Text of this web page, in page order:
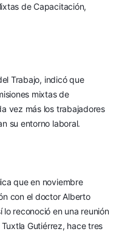
de Capacitación,
Trabajo, indicó que
mixtas de
vez más los trabajadores
su entorno laboral.
que en noviembre
con el doctor Alberto
lo reconoció en una reunión
Gutiérrez, hace tres